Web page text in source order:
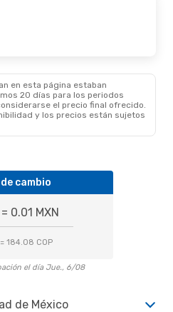
en esta página estaban
20 días para los periodos
el precio final ofrecido.
y los precios están sujetos
cambio
0.01 MXN
184.08 COP
el día Jue., 6/08
de México